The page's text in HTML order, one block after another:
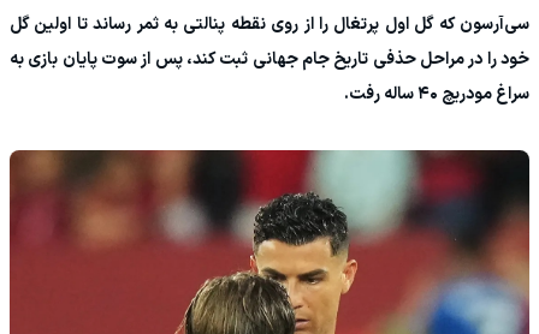
سی‌آر‌سون که گل اول پرتغال را از روی نقطه پنالتی به ثمر رساند تا اولین گل
خود را در مراحل حذفی تاریخ جام جهانی ثبت کند، پس از سوت پایان بازی به
سراغ مودریچ ۴۰ ساله رفت.